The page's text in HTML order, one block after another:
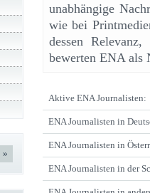
unabhängige
wie bei
dessen
bewerten ENA als
Aktive ENA Journalisten:
ENA Journalisten in
ENA Journalisten in
ENA Journalisten in der
»